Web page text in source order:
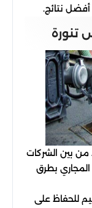
نتائج.
تنورة
بين الشركات
بطرق
للحفاظ على